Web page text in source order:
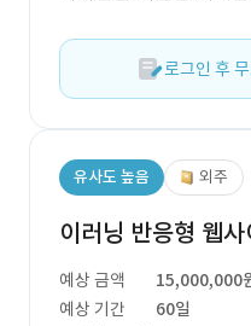
로그인 후
유사도 높음 외주
이러닝 반응형 웹
예상 금액
15,000,000
예상 기간
60일